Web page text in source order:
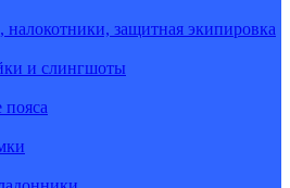
защитная экипировка
и слингшоты
пояса